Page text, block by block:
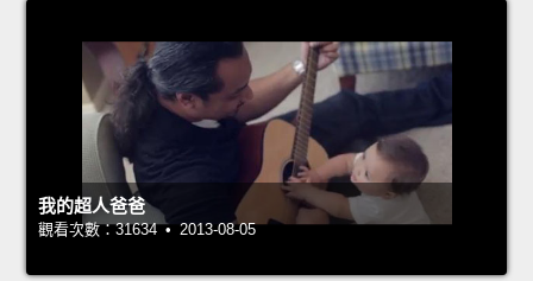
我的超人爸爸
觀看次數：31634 • 2013-08-05